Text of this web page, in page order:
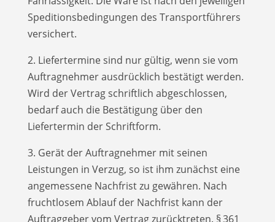
Speditionsbedingungen des Transportführers
versichert.
2. Liefertermine sind nur gültig, wenn sie vom
Auftragnehmer ausdrücklich bestätigt werden.
Wird der Vertrag schriftlich abgeschlossen,
bedarf auch die Bestätigung über den
Liefertermin der Schriftform.
3. Gerät der Auftragnehmer mit seinen
Leistungen in Verzug, so ist ihm zunächst eine
angemessene Nachfrist zu gewähren. Nach
fruchtlosem Ablauf der Nachfrist kann der
Auftraggeber vom Vertrag zurücktreten. § 361